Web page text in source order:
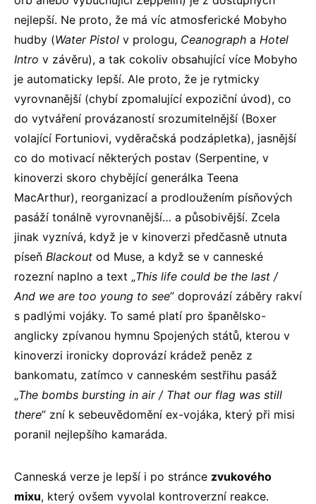
nejlepší. Ne proto, že má víc atmosferické Mobyho
hudby (Water Pistol v prologu, Ceanograph a Hotel
Intro v závěru), a tak cokoliv obsahující více Mobyho
je automaticky lepší. Ale proto, že je rytmicky
vyrovnanější (chybí zpomalující expoziční úvod), co
do vytváření provázaností srozumitelnější (Boxer
volající Fortuniovi, vyděračská podzápletka), jasnější
co do motivací některých postav (Serpentine, v
kinoverzi skoro chybějící generálka Teena
MacArthur), reorganizací a prodloužením písňových
pasáží tonálně vyrovnanější… a působivější. Zcela
jinak vyznívá, když je v kinoverzi předčasně utnuta
píseň Blackout od Muse, a když se v canneské
rozezní naplno a text „This life could be the last /
And we are too young to see” doprovází záběry rakví
s padlými vojáky. To samé platí pro španělsko-
anglicky zpívanou hymnu Spojených států, kterou v
kinoverzi ironicky doprovází krádež peněz z
bankomatu, zatímco v canneském sestřihu pasáž
„The bombs bursting in air / That our flag was still
there” zní k sebeuvědomění ex-vojáka, který při misi
poranil nejlepšího kamaráda.
Canneská verze je lepší i po stránce zvukového
mixu, který ovšem vyvolal kontroverzní reakce.